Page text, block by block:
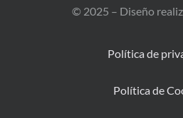
© 2025 – Diseño
Política de
Política de